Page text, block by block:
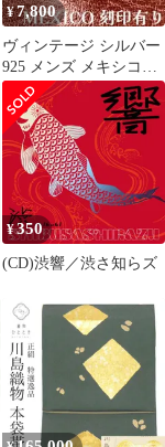
¥7,800
ヴィンテージ シルバー
925 メンズ メキシコ刻
印 編み込みリング 指輪
希少
¥350
(CD)渋響／渋さ知らズ